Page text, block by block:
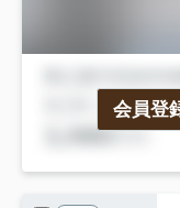
会員登